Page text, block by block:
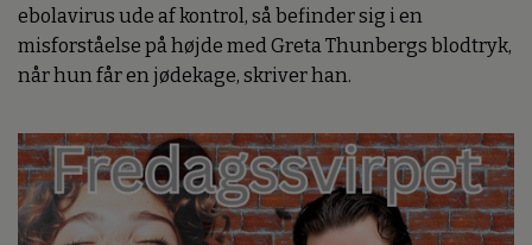
ebolavirus ude af kontrol, så befinder sig i en
misforståelse på højde med Greta Thunbergs blodtryk,
når hun får en jødekage, skriver han.